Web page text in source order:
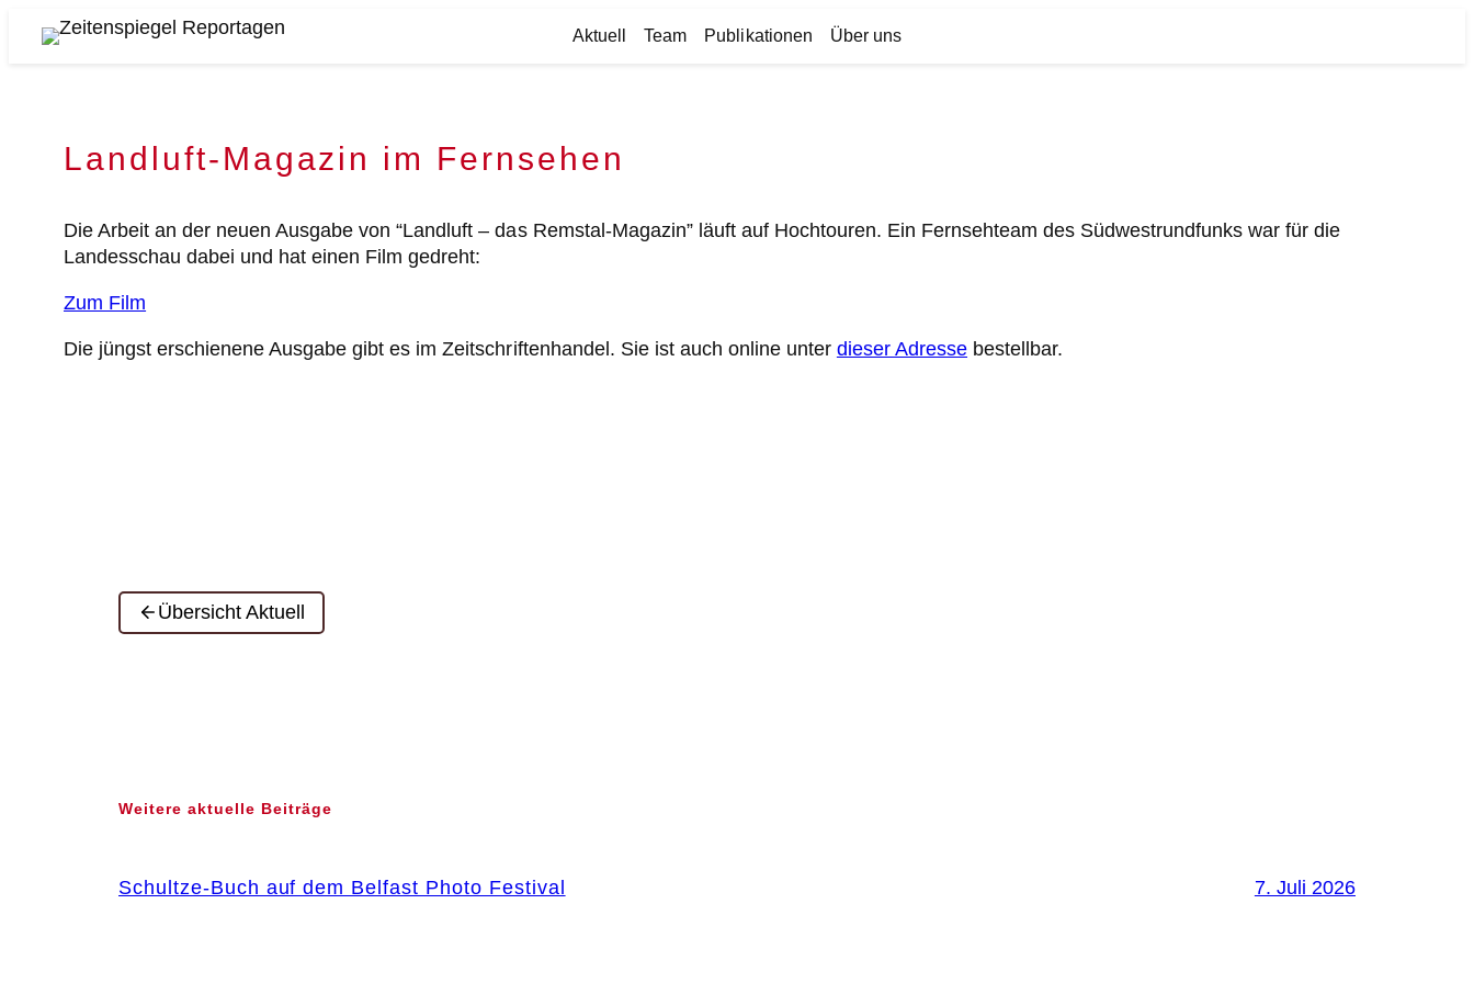
InhaltZeitenspiegel
Aktuell Team Publikationen Über uns
Landluft-Magazin im Fernsehen
Die Arbeit an der neuen Ausgabe von “Landluft – das Remstal-Magazin” läuft auf Hochtouren. Ein Fernsehteam des Südwestrundfunks war für die
Landesschau dabei und hat einen Film gedreht:
Zum Film
Die jüngst erschienene Ausgabe gibt es im Zeitschriftenhandel. Sie ist auch online unter dieser Adresse bestellbar.
Übersicht Aktuell
Weitere aktuelle Beiträge
Schultze-Buch auf dem Belfast Photo Festival 7. Juli 2026